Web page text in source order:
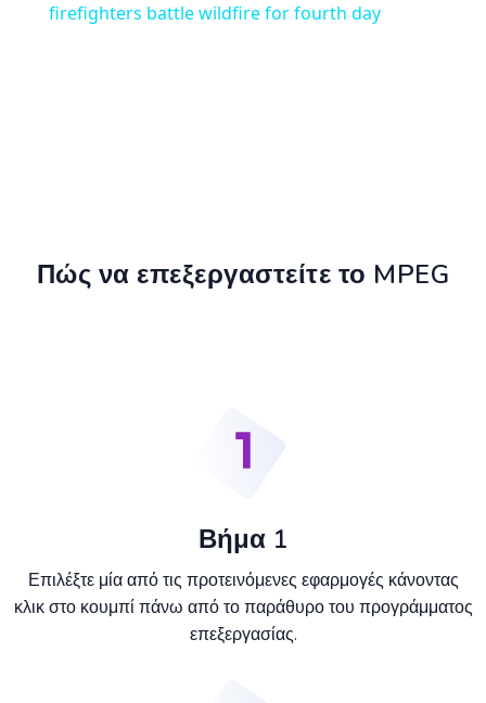
firefighters battle wildfire for fourth day
Πώς να επεξεργαστείτε το MPEG
Βήμα 1
Επιλέξτε μία από τις προτεινόμενες εφαρμογές κάνοντας
κλικ στο κουμπί πάνω από το παράθυρο του προγράμματος
επεξεργασίας.